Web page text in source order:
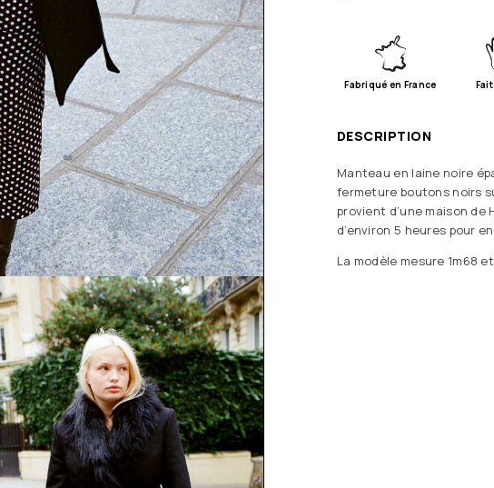
Fabriqué en France
DESCRIPTION
Manteau en laine noire
fermeture boutons noirs
provient d’une maison
d’environ 5 heures pour
La modèle mesure 1m68